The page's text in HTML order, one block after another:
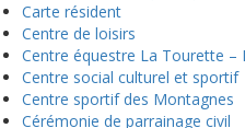
Carte résident
Centre de loisirs
Centre équestre La Tourette –
Centre social culturel et sportif
Centre sportif des Montagnes
Cérémonie de parrainage civil